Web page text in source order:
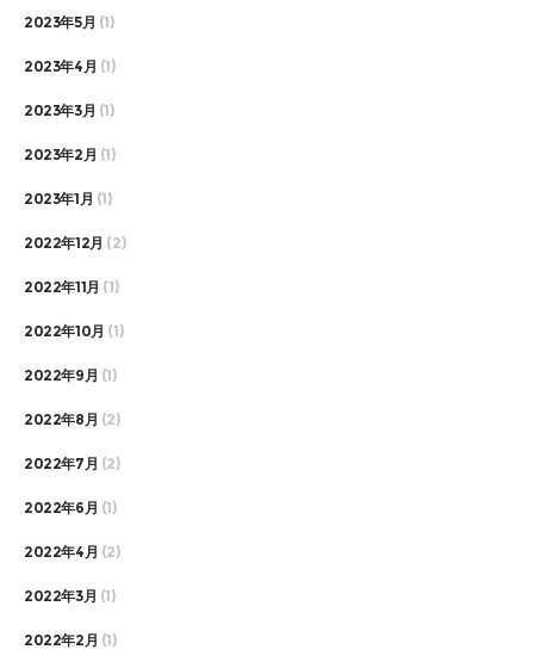
2023年5月 (1)
2023年4月 (1)
2023年3月 (1)
2023年2月 (1)
2023年1月 (1)
2022年12月 (2)
2022年11月 (1)
2022年10月 (1)
2022年9月 (1)
2022年8月 (2)
2022年7月 (2)
2022年6月 (1)
2022年4月 (2)
2022年3月 (1)
2022年2月 (1)